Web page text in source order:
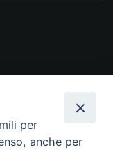
per
anche per